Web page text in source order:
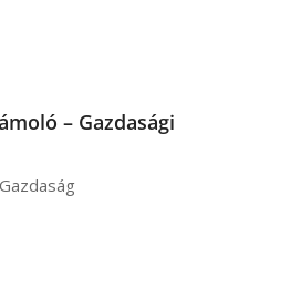
– Gazdasági
Gazdaság